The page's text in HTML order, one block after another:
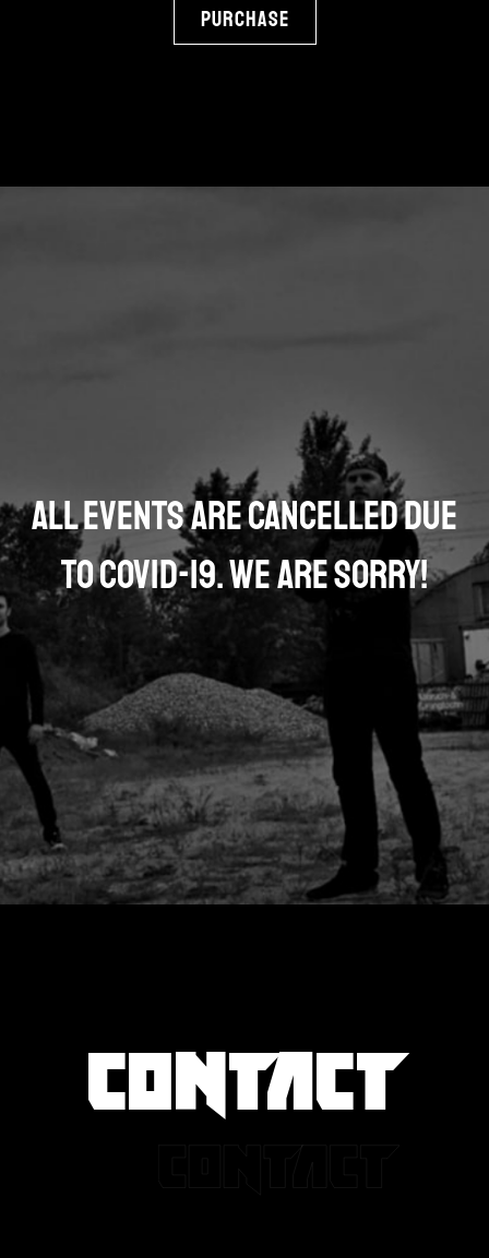
Purchase
All events are cancelled due
to COVID-19. We are sorry!
CONTACT